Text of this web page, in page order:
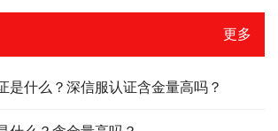
更多
是什么？深信服认证含金量高吗？